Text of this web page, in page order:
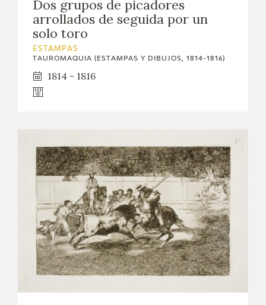
Dos grupos de picadores
arrollados de seguida por un
solo toro
ESTAMPAS
TAUROMAQUIA (ESTAMPAS Y DIBUJOS, 1814-1816)
1814 - 1816